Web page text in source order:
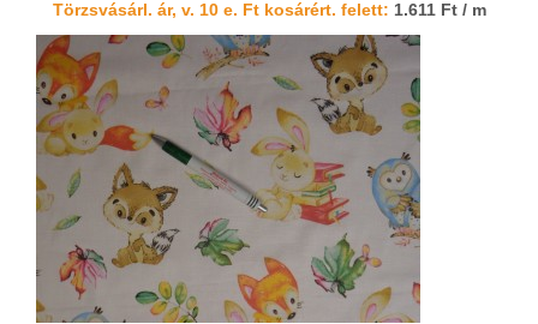
Törzsvásárl. ár, v. 10 e. Ft kosárért. felett: 1.611 Ft / m